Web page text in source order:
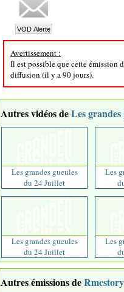
Avertissement :
Il est possible que cette émission
diffusion (il y a 90 jours).
Autres vidéos deLes grandes
Les grandes gueules
du 24 Juillet
Les
Les grandes gueules
du 24 Juillet
Les
Autres émissions deRmcstory